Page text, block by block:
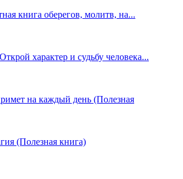
книга оберегов, молитв, на...
характер и судьбу человека...
на каждый день (Полезная
(Полезная книга)